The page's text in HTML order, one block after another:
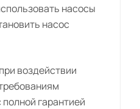
насосы
насос
воздействии
гарантией